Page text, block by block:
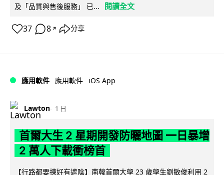
及「品質與售後服務」 已...
閱讀全文
37 8 ↗ 分享
應用軟件 應用軟件 iOS App
Lawton 1 日
首爾大生 2 星期開發防曬地圖 一日暴增
2 萬人下載衝榜首
【行路都要揀好有遮陰】南韓首爾大學 23 歲學生劉敏俊利用 2